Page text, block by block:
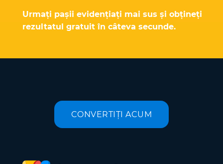
Urmați pașii evidențiați mai sus și obțineți
rezultatul gratuit în câteva secunde.
CONVERTIȚI ACUM